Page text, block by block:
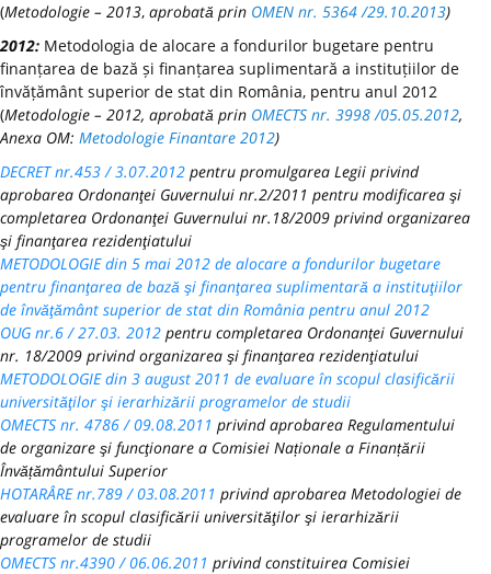
(Metodologie – 2013, aprobată prin OMEN nr. 5364 /29.10.2013)
2012: Metodologia de alocare a fondurilor bugetare pentru
finanțarea de bază și finanțarea suplimentară a instituțiilor de
învățământ superior de stat din România, pentru anul 2012
(Metodologie – 2012, aprobată prin OMECTS nr. 3998 /05.05.2012,
Anexa OM: Metodologie Finantare 2012)
DECRET nr.453 / 3.07.2012 pentru promulgarea Legii privind
aprobarea Ordonanţei Guvernului nr.2/2011 pentru modificarea şi
completarea Ordonanţei Guvernului nr.18/2009 privind organizarea
şi finanţarea rezidenţiatului
METODOLOGIE din 5 mai 2012 de alocare a fondurilor bugetare
pentru finanţarea de bază şi finanţarea suplimentară a instituţiilor
de învăţământ superior de stat din România pentru anul 2012
OUG nr.6 / 27.03. 2012 pentru completarea Ordonanţei Guvernului
nr. 18/2009 privind organizarea şi finanţarea rezidenţiatului
METODOLOGIE din 3 august 2011 de evaluare în scopul clasificării
universităţilor şi ierarhizării programelor de studii
OMECTS nr. 4786 / 09.08.2011 privind aprobarea Regulamentului
de organizare şi funcţionare a Comisiei Naționale a Finanțării
Învățământului Superior
HOTARÂRE nr.789 / 03.08.2011 privind aprobarea Metodologiei de
evaluare în scopul clasificării universităţilor şi ierarhizării
programelor de studii
OMECTS nr.4390 / 06.06.2011 privind constituirea Comisiei